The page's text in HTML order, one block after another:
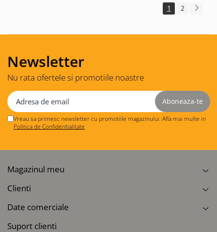
1 2
Newsletter
Nu rata ofertele si promotiile noastre
Vreau sa primesc newsletter cu promotiile magazinului. Afla mai multe in
Politica de Confidentialitate
Magazinul meu
Clienti
Date comerciale
Suport clienti